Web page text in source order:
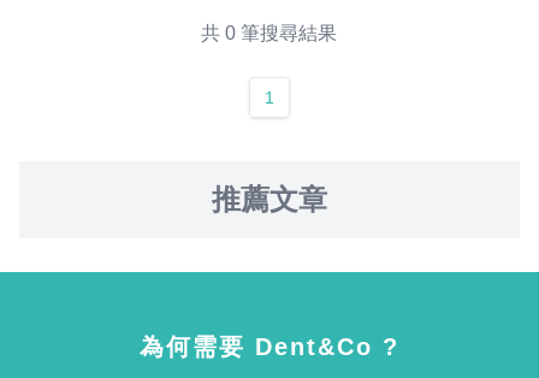
共 0 筆搜尋結果
1
推薦文章
為何需要 Dent&Co ?